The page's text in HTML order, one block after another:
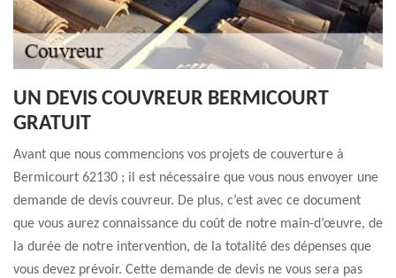
UN DEVIS COUVREUR BERMICOURT
GRATUIT
Avant que nous commencions vos projets de couverture à
Bermicourt 62130 ; il est nécessaire que vous nous envoyer une
demande de devis couvreur. De plus, c’est avec ce document
que vous aurez connaissance du coût de notre main-d’œuvre, de
la durée de notre intervention, de la totalité des dépenses que
vous devez prévoir. Cette demande de devis ne vous sera pas